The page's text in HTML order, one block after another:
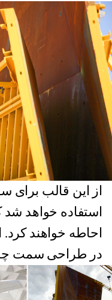
از این قالب برای
استفاده خواهد شد
احاطه خواهند
در طراحی سمت